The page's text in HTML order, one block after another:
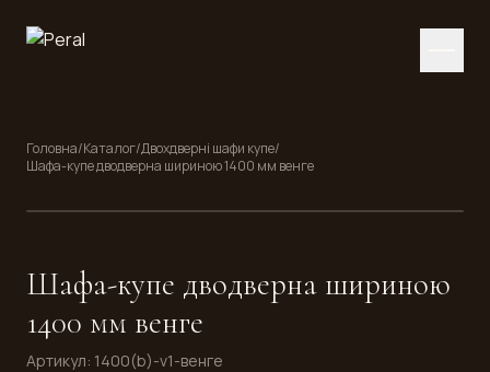
Головна/Каталог/Двохдверні шафи купе/
Шафа-купе дводверна шириною 1400 мм венге
Шафа-купе дводверна шириною
1400 мм венге
Артикул: 1400(b)-v1-венге